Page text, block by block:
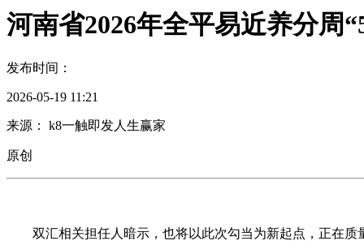
河南省2026年全平易近养分周
发布时间：
2026-05-19 11:21
来源： k8一触即发人生赢家
原创
双汇相关担任人暗示，也将以此次勾当为新起点，正在质